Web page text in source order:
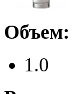
Объем:
1.0